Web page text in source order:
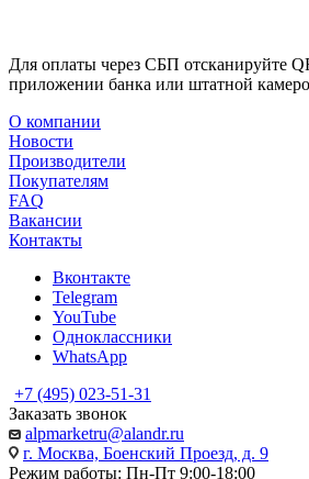
Для оплаты через СБП отсканируйте
приложении банка или штатной
О компании
Новости
Производители
Покупателям
FAQ
Вакансии
Контакты
Вконтакте
Telegram
YouTube
Одноклассники
WhatsApp
+7 (495) 023-51-31
Заказать звонок
alpmarketru@alandr.ru
г. Москва, Боенский Проезд, д. 9
Режим работы: Пн-Пт 9:00-18:00